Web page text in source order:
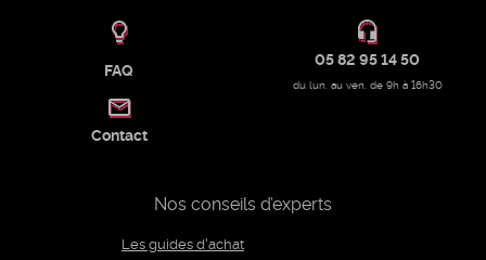
FAQ
05 82 95 14 50
du lun. au ven. de 9h à 16h30
Contact
Nos conseils d’experts
Les guides d'achat